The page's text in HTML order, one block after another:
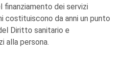
dei servizi
costituiscono da anni un punto
Diritto sanitario e
alla persona.